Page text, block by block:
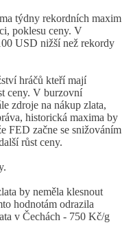
týdny rekordních maxim
poklesu ceny. V
USD nižší než rekordy
hráčů kteří mají
ceny. V burzovní
zdroje na nákup zlata,
historická maxima by
FED začne se snižováním
růst ceny.
by neměla klesnout
hodnotám odrazila
v Čechách - 750 Kč/g